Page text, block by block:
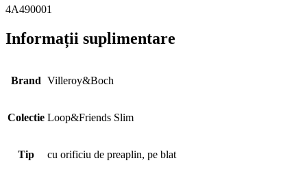
4A490001
Informații suplimentare
Brand Villeroy&Boch
Colectie Loop&Friends Slim
Tip cu orificiu de preaplin, pe blat